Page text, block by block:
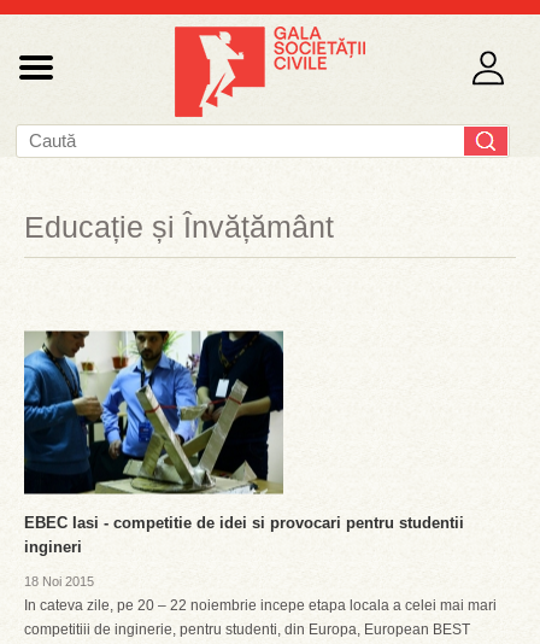
Educație și Învățământ
EBEC Iasi - competitie de idei si provocari pentru studentii
ingineri
18 Noi 2015
In cateva zile, pe 20 – 22 noiembrie incepe etapa locala a celei mai mari
competitiii de inginerie, pentru studenti, din Europa, European BEST